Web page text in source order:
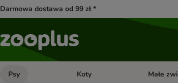
Darmowa dostawa od 99 zł *
Psy Otwórz menu kategorii: Psy
Koty Otwórz
Małe